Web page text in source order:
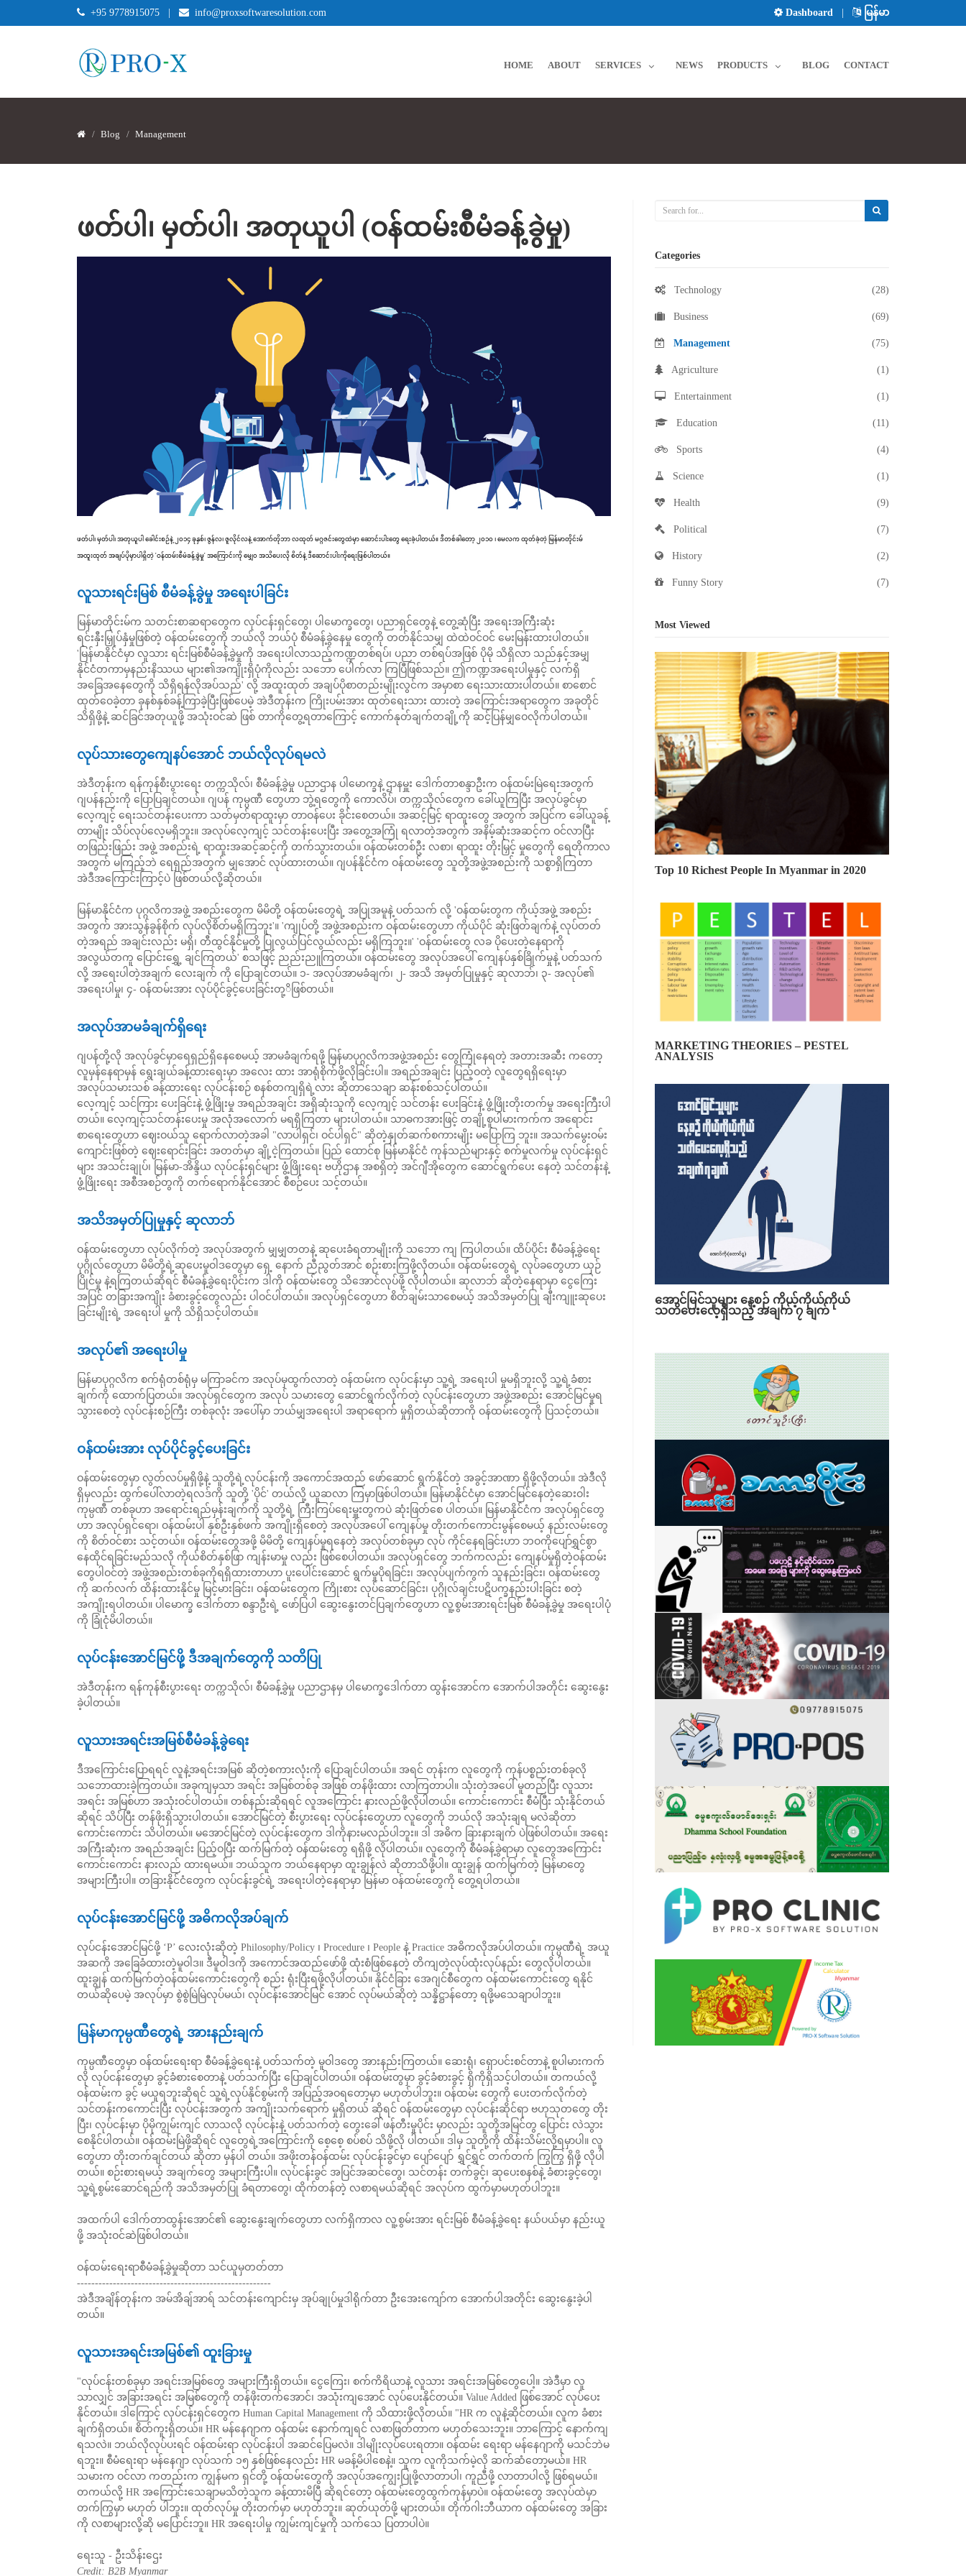
Dashboard မြန်မာ
+95 9778915075 info@proxsoftwaresolution.com
HOME ABOUT SERVICES NEWS PRODUCTS BLOG CONTACT
Blog Management
ဖတ်ပါ၊ မှတ်ပါ၊ အတုယူပါ (ဝန်ထမ်းစီမံခန့်ခွဲမှု)
ဖတ်ပါ၊ မှတ်ပါ၊ အတုယူပါ ခေါင်းစဉ်နဲ့ ၂၀၁၄ ခုနှစ်၊ ဇွန်လ၊ ဇူလိုင်လနဲ့ အောက်တိုဘာ လထုတ် မဂ္ဂဇင်းတွေထဲမှာ ဆောင်းပါးတွေ ရေးခဲ့ပါတယ်။ ဒီတစ်ခါတော့ ၂၀၁၀ ၊ မေလက ထုတ်ခဲ့တဲ့ မြန်မာတိုင်းမ်
အထူးထုတ် အချပ်ပိုမှာပါရှိတဲ့ 'ဝန်ထမ်းစီမံခန့်ခွဲမှု' အကြောင်းကို မျှေ၀ အသိပေးလို စိတ်နဲ့ ဒီဆောင်းပါးကိုရေးဖြစ်ပါတယ်။
လူသားရင်းမြစ် စီမံခန့်ခွဲမှု အရေးပါခြင်း
မြန်မာတိုင်းမ်က သတင်းစာဆရာတွေက လုပ်ငန်းရှင်တွေ၊ ပါမောက္ခတွေ၊ ပညာရှင်တွေနဲ့ တွေ့ဆုံပြီး အရေးအကြီးဆုံး
ရင်းနှီးမြှုပ်နှံမှုဖြစ်တဲ့ ဝန်ထမ်းတွေကို ဘယ်လို ဘယ်ပုံ စီမံခန့်ခွဲနေမှု တွေကို တတ်နိုင်သမျှ ထဲထဲဝင်ဝင် မေးမြန်းထားပါတယ်။
'မြန်မာနိုင်ငံမှာ လူသား ရင်းမြစ်စီမံခန့်ခွဲမှုကို အရေးပါလာသည့်ကဏ္ဍတစ်ရပ်၊ ပညာ တစ်ရပ်အဖြစ် ပိုမို သိရှိလာ သည်နှင့်အမျှ
နိုင်ငံတကာမှနည်းနိဿယ များ၏အကျိုးရှိပုံကိုလည်း သဘော ပေါက်လာ ကြပြီဖြစ်သည်။ ဤကဏ္ဍအရေးပါမှုနှင့် လက်ရှိ
အခြေအနေတွေကို သိရှိရန်လိုအပ်သည်' လို့ အထူးထုတ် အချပ်ပိုစာတည်းမျိုးလွင်က အမှာစာ ရေးသားထားပါတယ်။ စာစောင်
ထုတ်ဝေခဲ့တာ ခုနစ်နှစ်ခန့်ကြာခဲ့ပြီးဖြစ်ပေမဲ့ အဲဒီတုန်းက ကြိုးပမ်းအား ထုတ်ရေးသား ထားတဲ့ အကြောင်းအရာတွေက အခုတိုင်
သိရှိဖို့နဲ့ ဆင်ခြင်အတုယူဖို့ အသုံးဝင်ဆဲ ဖြစ် တာကိုတွေ့ရတာကြောင့် ကောက်နုတ်ချက်တချို့ကို ဆင့်ပြန်မျှဝေလိုက်ပါတယ်။
လုပ်သားတွေကျေနပ်အောင် ဘယ်လိုလုပ်ရမလဲ
အဲဒီတုန်းက ရန်ကုန်စီးပွားရေး တက္ကသိုလ်၊ စီမံခန့်ခွဲမှု ပညာဌာန ပါမောက္ခနဲ့ ဌာနမှူး ဒေါက်တာစန္ဒာဦးက ဝန်ထမ်းမြဲရေးအတွက်
ဂျပန်နည်းကို ပြောပြချင်တယ်။ ဂျပန် ကုမ္ပဏီ တွေဟာ ဘွဲ့ရတွေကို ကောလိပ်၊ တက္ကသိုလ်တွေက ခေါ်ယူကြပြီး အလုပ်ခွင်မှာ
လေ့ကျင့် ရေးသင်တန်းပေးကာ သတ်မှတ်ရာထူးမှာ တာဝန်ပေး ခိုင်းစေတယ်။ အဆင့်မြင့် ရာထူးတွေ အတွက် အပြင်က ခေါ်ယူခန့်
တာမျိုး သိပ်လုပ်လေ့မရှိဘူး။ အလုပ်လေ့ကျင့် သင်တန်းပေးပြီး အတွေ့အကြုံ ရလာတဲ့အတွက် အနိမ့်ဆုံးအဆင့်က ဝင်လာပြီး
တဖြည်းဖြည်း အဖွဲ့ အစည်းရဲ့ ရာထူးအဆင့်ဆင့်ကို တက်သွားတယ်။ ဝန်ထမ်းတစ်ဦး လစာ၊ ရာထူး တိုးမြှင့် မှုတွေကို ရေတိုကာလ
အတွက် မကြည့်ဘဲ ရေရှည်အတွက် မျှအောင် လုပ်ထားတယ်။ ဂျပန်နိုင်ငံက ဝန်ထမ်းတွေ သူတို့အဖွဲ့အစည်းကို သစ္စာရှိကြတာ
အဲဒီအကြောင်းကြာင့်ပဲ ဖြစ်တယ်လို့ဆိုတယ်။
မြန်မာနိုင်ငံက ပုဂ္ဂလိကအဖွဲ့ အစည်းတွေက မိမိတို့ ဝန်ထမ်းတွေရဲ့ အပြုအမူနဲ့ ပတ်သက် လို့ 'ဝန်ထမ်းတွက ကိုယ့်အဖွဲ့ အစည်း
အတွက် အားသွန်ခွန်စိုက် လုပ်လိုစိတ်မရှိကြဘူး'။ 'ကျုပ်တို့ အဖွဲ့အစည်းက ဝန်ထမ်းတွေဟာ ကိုယ်ပိုင် ဆုံးဖြတ်ချက်နဲ့ လုပ်တတ်
တဲ့အရည် အချင်းလည်း မရှိ၊ တီထွင်နိုင်မှုတို့ ပြုလွယ်ပြင်လွယ်လည်း မရှိကြဘူး။' 'ဝန်ထမ်းတွေ လခ ပိုပေးတဲ့နေရာကို
အလွယ်တကူ ပြောင်းရွှေ့ ချင်ကြတယ်' စသဖြင့် ညည်းညူကြတယ်။ ဝန်ထမ်းတွေ အလုပ်အပေါ် ကျေနပ်နှစ်ခြိုက်မှုနဲ့ ပတ်သက်
လို့ အရေးပါတဲ့အချက် လေးချက် ကို ပြောချင်တယ်။ ၁- အလုပ်အာမခံချက်၊ ၂- အသိ အမှတ်ပြုမှုနှင့် ဆုလာဘ်၊ ၃- အလုပ်၏
အရေးပါမှု၊ ၄- ဝန်ထမ်းအား လုပ်ပိုင်ခွင့်ပေးခြင်းတု့ိဖြစ်တယ်။
အလုပ်အာမခံချက်ရှိရေး
ဂျပန်တို့လို အလုပ်ခွင်မှာရေရှည်ရှိနေစေမယ့် အာမခံချက်ရဖို့ မြန်မာပုဂ္ဂလိကအဖွဲ့အစည်း တွေကြုံနေရတဲ့ အတားအဆီး ကတော့
လူမှန်နေရာမှန် ရွေးချယ်ခန့်ထားရေးမှာ အလေး ထား အာရုံစိုက်ဖို့လိုခြင်းပါ။ အရည်အချင်း ပြည့်ဝတဲ့ လူတွေရရှိရေးမှာ
အလုပ်သမားသစ် ခန့်ထားရေး လုပ်ငန်းစဉ် စနစ်တကျရှိရဲ့လား ဆိုတာသေချာ ဆန်းစစ်သင့်ပါတယ်။
လေ့ကျင့် သင်ကြား ပေးခြင်းနဲ့ ဖွံ့ဖြိုးမှု အရည်အချင်း အရှိဆုံးသူကို လေ့ကျင့် သင်တန်း ပေးခြင်းနဲ့ ဖွံ့ဖြိုးတိုးတက်မှု အရေးကြီးပါ
တယ်။ လေ့ကျင့်သင်တန်းပေးမှု အလုံအလောက် မရရှိကြတာ များပါတယ်။ သာဓကအားဖြင့် တချို့စူပါမားကက်က အရောင်း
စာရေးတွေဟာ ဈေးဝယ်သူ ရောက်လာတဲ့အခါ "လာပါရှင်၊ ဝင်ပါရှင်" ဆိုတဲ့နှုတ်ဆက်စကားမျိုး မပြောကြ ဘူး။ အသက်မွေးဝမ်း
ကျောင်းဖြစ်တဲ့ ဈေးရောင်းခြင်း အတတ်မှာ ချို့ငဲ့ကြတယ်။ ပြည် ထောင်စု မြန်မာနိုင်ငံ ကုန်သည်များနှင့် စက်မှုလက်မှု လုပ်ငန်းရှင်
များ အသင်းချုပ်၊ မြန်မာ-အိန္ဒိယ လုပ်ငန်းရှင်များ ဖွံ့ဖြိုးရေး ဗဟိုဌာန အစရှိတဲ့ အင်ဂျီအိုတွေက ဆောင်ရွက်ပေး နေတဲ့ သင်တန်းနဲ့
ဖွံ့ဖြိုးရေး အစီအစဉ်တွကို တက်ရောက်နိုင်အောင် စီစဉ်ပေး သင့်တယ်။
အသိအမှတ်ပြုမှုနှင့် ဆုလာဘ်
ဝန်ထမ်းတွေဟာ လုပ်လိုက်တဲ့ အလုပ်အတွက် မျှမျှတတနဲ့ ဆုပေးခံရတာမျိုးကို သဘော ကျ ကြပါတယ်။ ထိပ်ပိုင်း စီမံခန့်ခွဲရေး
ပုဂ္ဂိုလ်တွေဟာ မိမိတို့ရဲ့ဆုပေးမူဝါဒတွေမှာ ရှေ့ နောက် ညီညွတ်အာင် စဉ်းစားကြဖို့လိုတယ်။ ဝန်ထမ်းတွေရဲ့ လုပ်ခတွေဟာ ယှဉ်
ပြိုင်မှု နဲ့ရကြတယ်ဆိုရင် စီမံခန့်ခွဲရေးပိုင်းက ဒါကို ဝန်ထမ်းတွေ သိအောင်လုပ်ဖို့ လိုပါတယ်။ ဆုလာဘ် ဆိုတဲ့နေရာမှာ ငွေကြေး
အပြင် တခြားအကျိုး ခံစားခွင့်တွေလည်း ပါဝင်ပါတယ်။ အလုပ်ရှင်တွေဟာ စိတ်ချမ်းသာစေမယ့် အသိအမှတ်ပြု ချီးကျူးဆုပေး
ခြင်းမျိုးရဲ့ အရေးပါ မှုကို သိရှိသင့်ပါတယ်။
အလုပ်၏ အရေးပါမှု
မြန်မာပုဂ္ဂလိက စက်ရုံတစ်ရုံမှ မကြာခင်က အလုပ်မှထွက်လာတဲ့ ဝန်ထမ်းက လုပ်ငန်းမှာ သူ့ရဲ့ အရေးပါ မှုမရှိဘူးလို့ သူ့ရဲ့ခံစား
ချက်ကို ထောက်ပြတယ်။ အလုပ်ရှင်တွေက အလုပ် သမားတွေ ဆောင်ရွက်လိုက်တဲ့ လုပ်ငန်းတွေဟာ အဖွဲ့အစည်း အောင်မြင်မှုရ
သွားစေတဲ့ လုပ်ငန်းစဉ်ကြီး တစ်ခုလုံး အပေါ်မှာ ဘယ်မျှအရေးပါ အရာရောက် မှုရှိတယ်ဆိုတာကို ဝန်ထမ်းတွေကို ပြသင့်တယ်။
ဝန်ထမ်းအား လုပ်ပိုင်ခွင့်ပေးခြင်း
ဝန်ထမ်းတွေမှာ လွတ်လပ်မှုရှိဖို့နဲ့ သူတို့ရဲ့လုပ်ငန်းကို အကောင်အထည် ဖော်ဆောင် ရွက်နိုင်တဲ့ အခွင့်အာဏာ ရှိဖို့လိုတယ်။ အဲဒီလို
ရှိမှလည်း ထွက်ပေါ်လာတဲ့ရလဒ်ကို သူတို့ 'ပိုင်' တယ်လို့ ယူဆလာ ကြမှာဖြစ်ပါတယ်။ မြန်မာနိုင်ငံမှာ အောင်မြင်နေတဲ့ဆေးဝါး
ကုမ္ပဏီ တစ်ခုဟာ အရောင်းရည်မှန်းချက်ကို သူတို့ရဲ့ ကြီးကြပ်ရေးမှူးတွကပဲ ဆုံးဖြတ်စေ ပါတယ်။ မြန်မာနိုင်ငံက အလုပ်ရှင်တွေ
ဟာ အလုပ်ရှင်ရော၊ ဝန်ထမ်းပါ နှစ်ဦးနှစ်ဖက် အကျိုးရှိစေတဲ့ အလုပ်အပေါ် ကျေနပ်မှု တိုးတက်ကောင်းမွန်စေမယ့် နည်းလမ်းတွေ
ကို စိတ်ဝင်စား သင့်တယ်။ ဝန်ထမ်းတွေအဖို့ မိမိတို့ ကျေနပ်မှုရနေတဲ့ အလုပ်တစ်ခုမှာ လုပ် ကိုင်နေရခြင်းဟာ ဘဝကိုပျော်ရွှင်စွာ
နေထိုင်ရခြင်းမည်သလို ကိုယ်စိတ်နှစ်ဖြာ ကျန်းမာမှု လည်း ဖြစ်စေပါတယ်။ အလုပ်ရှင်တွေ ဘက်ကလည်း ကျေနပ်မှုရှိတဲ့ဝန်ထမ်း
တွေပါဝင်တဲ့ အဖွဲ့အစည်းတစ်ခုကိုရရှိထားတာဟာ ပူးပေါင်းဆောင် ရွက်မှုပိုရခြင်း၊ အလုပ်ပျက်ကွက် သူနည်းခြင်း၊ ဝန်ထမ်းတွေ
ကို ဆက်လက် ထိန်းထားနိုင်မှု မြင့်မားခြင်း၊ ဝန်ထမ်းတွေက ကြိုးစား လုပ်ဆောင်ခြင်း၊ ပုဂ္ဂိုလ်ချင်းပဋိပက္ခနည်းပါးခြင်း စတဲ့
အကျိုးရပါတယ်။ ပါမောက္ခ ဒေါက်တာ စန္ဒာဦးရဲ့ ဖော်ပြပါ ဆွေးနွေးတင်ပြချက်တွေဟာ လူ့စွမ်းအားရင်းမြစ် စီမံခန့်ခွဲမှု အရေးပါပုံ
ကို ခြုံငုံမိပါတယ်။
လုပ်ငန်းအောင်မြင်ဖို့ ဒီအချက်တွေကို သတိပြု
အဲဒီတုန်းက ရန်ကုန်စီးပွားရေး တက္ကသိုလ်၊ စီမံခန့်ခွဲမှု ပညာဌာနမှ ပါမောက္ခဒေါက်တာ ထွန်းအောင်က အောက်ပါအတိုင်း ဆွေးနွေး
ခဲ့ပါတယ်။
လူသားအရင်းအမြစ်စီမံခန့်ခွဲရေး
ဒီအကြောင်းပြောရရင် လူနဲ့အရင်းအမြစ် ဆိုတဲ့စကားလုံးကို ပြောချင်ပါတယ်။ အရင် တုန်းက လူတွေကို ကုန်ပစ္စည်းတစ်ခုလို
သဘောထားခဲ့ကြတယ်။ အခုကျမှသာ အရင်း အမြစ်တစ်ခု အဖြစ် တန်ဖိုးထား လာကြတာပါ။ သုံးတဲ့အပေါ် မူတည်ပြီး လူသား
အရင်း အမြစ်ဟာ အသုံးဝင်ပါတယ်။ တစ်နည်းဆိုရရင် လူအကြောင်း နားလည်ဖို့လိုပါတယ်။ ကောင်းကောင်း စီမံပြီး သုံးနိုင်တယ်
ဆိုရင် သိပ်ပြီး တန်ဖိုးရှိသွားပါတယ်။ အောင်မြင်တဲ့ စီးပွားရေး လုပ်ငန်းတွေဟာ လူတွေကို ဘယ်လို အသုံးချရ မလဲဆိုတာ
ကောင်းကောင်း သိပါတယ်။ မအောင်မြင်တဲ့ လုပ်ငန်းတွေက ဒါကိုနားမလည်ပါဘူး။ ဒါ အဓိက ခြားနားချက် ပဲဖြစ်ပါတယ်။ အရေး
အကြီးဆုံးက အရည်အချင်း ပြည့်ဝပြီး ထက်မြက်တဲ့ ဝန်ထမ်းတွေ ရရှိဖို့ လိုပါတယ်။ လူတွေကို စီမံခန့်ခွဲရာမှာ လူတွေအကြောင်း
ကောင်းကောင်း နားလည် ထားရမယ်။ ဘယ်သူက ဘယ်နေရာမှာ ထူးချွန်လဲ ဆိုတာသိဖို့ပါ။ ထူးချွန် ထက်မြက်တဲ့ မြန်မာတွေ
အများကြီးပါ။ တခြားနိုင်ငံတွေက လုပ်ငန်းခွင်ရဲ့ အရေးပါတဲ့နေရာမှာ မြန်မာ ဝန်ထမ်းတွေကို တွေ့ရပါတယ်။
လုပ်ငန်းအောင်မြင်ဖို့ အဓိကလိုအပ်ချက်
လုပ်ငန်းအောင်မြင်ဖို့ ‘P’ လေးလုံးဆိုတဲ့ Philosophy/Policy ၊ Procedure ၊ People နဲ့ Practice အဓိကလိုအပ်ပါတယ်။ ကုမ္ပဏီရဲ့ အယူ
အဆကို အခြေခံထားတဲ့မူဝါဒ။ ဒီမူဝါဒကို အကောင်အထည်ဖော်ဖို့ ထုံးစံဖြစ်နေတဲ့ တိကျတဲ့လုပ်ထုံးလုပ်နည်း တွေလိုပါတယ်။
ထူးချွန် ထက်မြက်တဲ့ဝန်ထမ်းကောင်းတွေကို စည်း ရုံးပြီးရဖို့လိုပါတယ်။ နိုင်ငံခြား အေဂျင်စီတွေက ဝန်ထမ်းကောင်းတွေ ရနိုင်
တယ်ဆိုပေမဲ့ အလုပ်မှာ စွဲစွဲမြဲမြဲလုပ်မယ်၊ လုပ်ငန်းအောင်မြင် အောင် လုပ်မယ်ဆိုတဲ့ သန္နိဋ္ဌာန်တော့ ရဖို့မသေချာပါဘူး။
မြန်မာကုမ္ပဏီတွေရဲ့ အားနည်းချက်
ကုမ္ပဏီတွေမှာ ဝန်ထမ်းရေးရာ စီမံခန့်ခွဲရေးနဲ့ ပတ်သက်တဲ့ မူဝါဒတွေ အားနည်းကြတယ်။ ဆေးရုံ၊ ရှောပင်းစင်တာနဲ့ စူပါမားကက်
လို လုပ်ငန်းတွေမှာ ခွင့်ခံစားစေတာနဲ့ ပတ်သက်ပြီး ပြောချင်ပါတယ်။ ဝန်ထမ်းတွမှာ ခွင့်ခံစားခွင့် ရှိကိုရှိသင့်ပါတယ်။ တကယ်လို့
ဝန်ထမ်းက ခွင့် မယူရဘူးဆိုရင် သူ့ရဲ့လုပ်နိုင်စွမ်းကို အပြည့်အဝရတော့မှာ မဟုတ်ပါဘူး။ ဝန်ထမ်း တွေကို ပေးတက်လိုက်တဲ့
သင်တန်းကကောင်းပြီး လုပ်ငန်းအတွက် အကျိုးသက်ရောက် မှုရှိတယ် ဆိုရင် ဝန်ထမ်းတွေမှာ လုပ်ငန်းဆိုင်ရာ ဗဟုသုတတွေ တိုး
ပြီး၊ လုပ်ငန်းမှာ ပိုမိုကျွမ်းကျင် လာသလို လုပ်ငန်းနဲ့ ပတ်သက်တဲ့ တွေးခေါ် ဖန်တီးမှုပိုင်း မှာလည်း သူတို့အမြင်တွ ပြောင်း လဲသွား
စေနိုင်ပါတယ်။ ဝန်ထမ်းမြဲဖို့ဆိုရင် လူတွေရဲ့အကြောင်းကို စေ့စေ့ စပ်စပ် သိဖို့လို ပါတယ်။ ဒါမှ သူတို့ကို ထိန်းသိမ်းလို့ရမှာပါ။ လူ
တွေဟာ တိုးတက်ချင်တယ် ဆိုတာ မှန်ပါ တယ်။ အဖိုးတန်ဝန်ထမ်း လုပ်ငန်းခွင်မှာ ပျော်ပျော် ရွှင်ရွှင် တက်တက် ကြွကြွ ရှိဖို့ လိုပါ
တယ်။ စဉ်းစားရမယ့် အချက်တွေ အများကြီးပါ။ လုပ်ငန်းခွင် အပြင်အဆင်တွေ၊ သင်တန်း တက်ခွင့်၊ ဆုပေးစနစ်နဲ့ ခံစားခွင့်တွေ၊
သူ့ရဲ့စွမ်းဆောင်ရည်ကို အသိအမှတ်ပြု ခံရတာတွေ၊ ထိုက်တန်တဲ့ လစာရမယ်ဆိုရင် အလုပ်က ထွက်မှာမဟုတ်ပါဘူး။
အထက်ပါ ဒေါက်တာထွန်းအောင်၏ ဆွေးနွေးချက်တွေဟာ လက်ရှိကာလ လူ့စွမ်းအား ရင်းမြစ် စီမံခန့်ခွဲရေး နယ်ပယ်မှာ နည်းယူ
ဖို့ အသုံးဝင်ဆဲဖြစ်ပါတယ်။
ဝန်ထမ်းရေးရာစီမံခန့်ခွဲမှုဆိုတာ သင်ယူမှတတ်တာ
------------------------------------------------------
အဲဒီအချိန်တုန်းက အမ်အိချ်အာရ် သင်တန်းကျောင်းမှ အုပ်ချုပ်မှုဒါရိုက်တာ ဦးအေးကျော်က အောက်ပါအတိုင်း ဆွေးနွေးခဲ့ပါ
တယ်။
လူသားအရင်းအမြစ်၏ ထူးခြားမှု
"လုပ်ငန်းတစ်ခုမှာ အရင်းအမြစ်တွေ အများကြီးရှိတယ်။ ငွေကြေး၊ စက်ကိရိယာနဲ့ လူသား အရင်းအမြစ်တွေပေါ့။ အဲဒီမှာ လူ
သာလျှင် အခြားအရင်း အမြစ်တွေကို တန်ဖိုးတက်အောင်၊ အသုံးကျအောင် လုပ်ပေးနိုင်တယ်။ Value Added ဖြစ်အောင် လုပ်ပေး
နိုင်တယ်။ ဒါကြောင့် လုပ်ငန်းရှင်တွေက Human Capital Management ကို သိထားဖို့လိုတယ်။ "HR က လူနဲ့ဆိုင်တယ်။ လူက ခံစား
ချက်ရှိတယ်။ စိတ်ကူးရှိတယ်။ HR မန်နေဂျာက ဝန်ထမ်း နောက်ကျရင် လစာဖြတ်တာက မဟုတ်သေးဘူး။ ဘာကြောင့် နောက်ကျ
ရသလဲ။ ဘယ်လိုလုပ်ပးရင် ဝန်ထမ်းရာ လုပ်ငန်းပါ အဆင်ပြေမလဲ။ ဒါမျိုးလုပ်ပေးရတာ။ ဝန်ထမ်း ရေးရာ မန်နေဂျာကို မသင်ဘဲမ
ရဘူး။ စီမံရေးရာ မန်နေဂျာ လုပ်သက် ၁၅ နှစ်ဖြစ်နေလည်း HR မခန့်မိပါစေနဲ့။ သူက လူကိုသက်မဲ့လို ဆက်ဆံတော့မယ်။ HR
သမားက ဝင်လာ ကတည်းက ကျွန်မက ရှင်တို့ ဝန်ထမ်းတွေကို အလုပ်အကျွေးပြုဖို့လာတာပါ၊ ကူညီဖို့ လာတာပါလို့ ဖြစ်ရမယ်။
တကယ်လို့ HR အကြောင်းသေချာမသိတဲ့သူက ခန့်ထားမိပြီ ဆိုရင်တော့ ဝန်ထမ်းတွေထွက်ကုန်မှာပဲ။ ဝန်ထမ်းတွေ အလုပ်ထဲမှာ
တက်ကြွမှာ မဟုတ် ပါဘူး။ ထုတ်လုပ်မှု တိုးတက်မှာ မဟုတ်ဘူး။ ဆုတ်ယုတ်ဖို့ များတယ်။ တိုက်ဂါးဘီယာက ဝန်ထမ်းတွေ အခြား
ကို လစာများလို့ဆို မပြောင်းဘူ။ HR အရေးပါမှု ကျွမ်းကျင်မှုကို သက်သေ ပြတာပါပဲ။
ရေးသူ - ဦးသိန်းဌေး
Credit: B2B Myanmar
Categories
Technology (28)
Business (69)
Management (75)
Agriculture (1)
Entertainment (1)
Education (11)
Sports (4)
Science (1)
Health (9)
Political (7)
History (2)
Funny Story (7)
Most Viewed
Top 10 Richest People In Myanmar in 2020
MARKETING THEORIES – PESTEL
ANALYSIS
အောင်မြင်သူများ နေ့စဉ် ကိုယ့်ကိုယ်ကိုယ်
သတိပေးလေ့ရှိသည့် အချက် ၇ ချက်